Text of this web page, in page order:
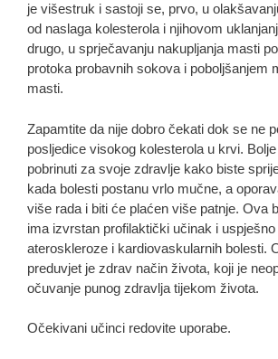
je višestruk i sastoji se, prvo, u
od naslaga kolesterola i njihovom
drugo, u sprječavanju nakupljanja masti
protoka probavnih sokova i poboljšanjem
masti.
Zapamtite da nije dobro čekati dok se ne
posljedice visokog kolesterola u krvi.
pobrinuti za svoje zdravlje kako biste
kada bolesti postanu vrlo mučne, a
više rada i biti će plaćen više patnje. Ova
ima izvrstan profilaktički učinak i
ateroskleroze i kardiovaskularnih bolesti.
preduvjet je zdrav način života, koji je
očuvanje punog zdravlja tijekom života.
Očekivani učinci redovite uporabe.